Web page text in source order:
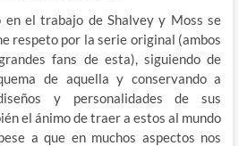
en el trabajo de Shalvey y Moss se
respeto por la serie original (ambos
fans de esta), siguiendo de
de aquella y conservando a
y personalidades de sus
el ánimo de traer a estos al mundo
a que en muchos aspectos nos